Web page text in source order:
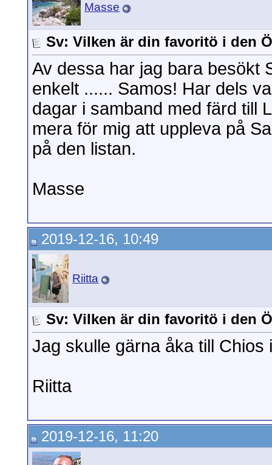
Masse
Sv: Vilken är din favoritö i den
Av dessa har jag bara besökt
enkelt ...... Samos! Har dels
dagar i samband med färd till
mera för mig att uppleva på
på den listan.
Masse
2019-12-16, 10:49
Riitta
Sv: Vilken är din favoritö i den
Jag skulle gärna åka till Chios
Riitta
2019-12-16, 11:20